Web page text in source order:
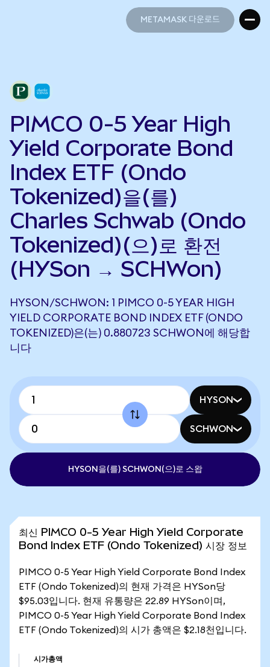
METAMASK 다운로드
PIMCO 0-5 Year High
Yield Corporate Bond
Index ETF (Ondo
Tokenized)을(를)
Charles Schwab (Ondo
Tokenized)(으)로 환전
(HYSon → SCHWon)
HYSON/SCHWON: 1 PIMCO 0-5 YEAR HIGH
YIELD CORPORATE BOND INDEX ETF (ONDO
TOKENIZED)은(는) 0.880723 SCHWON에 해당합
니다
HYSON
SCHWON
HYSON을(를) SCHWON(으)로 스왑
최신 PIMCO 0-5 Year High Yield Corporate
Bond Index ETF (Ondo Tokenized) 시장 정보
PIMCO 0-5 Year High Yield Corporate Bond Index
ETF (Ondo Tokenized)의 현재 가격은 HYSon당
$95.03입니다. 현재 유통량은 22.89 HYSon이며,
PIMCO 0-5 Year High Yield Corporate Bond Index
ETF (Ondo Tokenized)의 시가 총액은 $2.18천입니다.
시가총액